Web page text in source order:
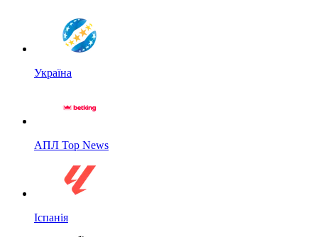
Україна
АПЛ Top News
Іспанія